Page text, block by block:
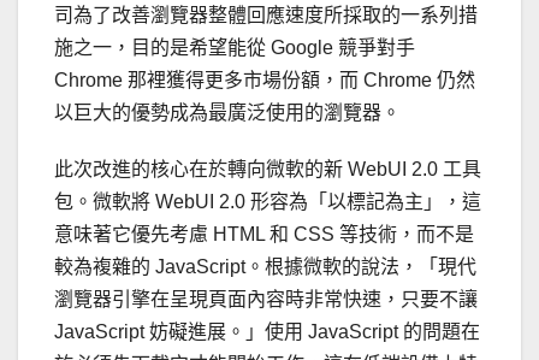
司為了改善瀏覽器整體回應速度所採取的一系列措
施之一，目的是希望能從 Google 競爭對手
Chrome 那裡獲得更多市場份額，而 Chrome 仍然
以巨大的優勢成為最廣泛使用的瀏覽器。
此次改進的核心在於轉向微軟的新 WebUI 2.0 工具
包。微軟將 WebUI 2.0 形容為「以標記為主」，這
意味著它優先考慮 HTML 和 CSS 等技術，而不是
較為複雜的 JavaScript。根據微軟的說法，「現代
瀏覽器引擎在呈現頁面內容時非常快速，只要不讓
JavaScript 妨礙進展。」使用 JavaScript 的問題在